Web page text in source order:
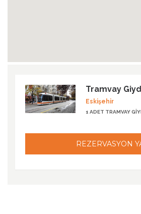
Tramvay
Eskişehir
1 ADET TRAMVAY